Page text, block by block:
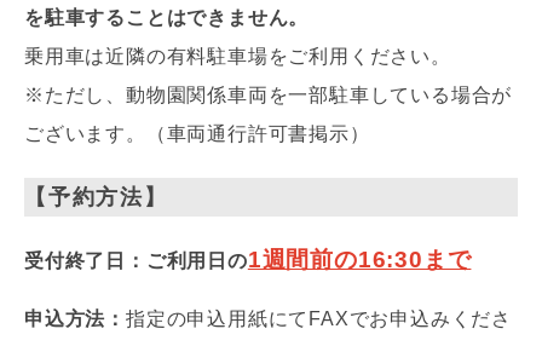
を駐車することはできません。
乗用車は近隣の有料駐車場をご利用ください。
※ただし、動物園関係車両を一部駐車している場合が
ございます。（車両通行許可書掲示）
【予約方法】
受付終了日：ご利用日の1週間前の16:30まで
申込方法： 指定の申込用紙にてFAXでお申込みくださ